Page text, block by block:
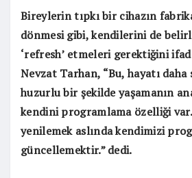
Bireylerin tıpkı bir cihazın
dönmesi gibi, kendilerini de
‘refresh’ etmeleri gerektiğini
Nevzat Tarhan, “Bu, hayatı daha
huzurlu bir şekilde yaşamanın
kendini programlama özelliği
yenilemek aslında kendimizi
güncellemektir.” dedi.